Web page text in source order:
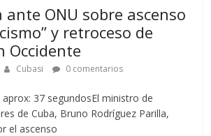
ONU sobre ascenso
y retroceso de
Occidente
Cubasi 0 comentarios
37 segundosEl ministro de
de Cuba, Bruno Rodríguez Parilla,
el ascenso